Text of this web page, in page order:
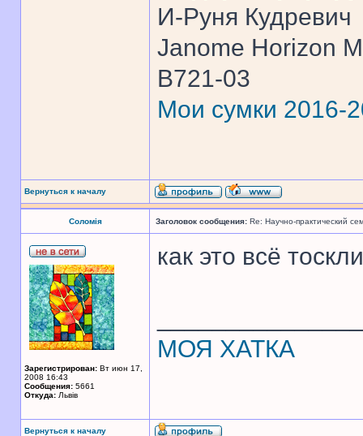
И-Руня Кудревич
Janome Horizon
B721-03
Мои сумки 2016-
Вернуться к началу
Соломія Заголовок сообщения: Re: Научно-практический
Зарегистрирован: Вт июн 17,
2008 16:43
Сообщения: 5661
Откуда: Львів
как это всё
МОЯ ХАТКА
Вернуться к началу